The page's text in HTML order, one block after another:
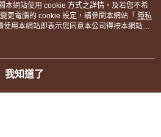
本網站使用 cookie 方式之詳情，及若您不希
更電腦的 cookie 設定，請參閱本網站「 隱私
使用本網站即表示您同意本公司得按本網站使
我知道了